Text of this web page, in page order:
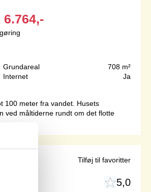
6.764,-
Grundareal
708 m²
Internet
Ja
100 meter fra vandet. Husets
ved måltiderne rundt om det flotte
5,0
Tilføj til favoritter